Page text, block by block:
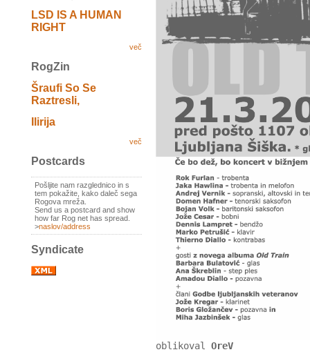
LSD IS A HUMAN
RIGHT
več
RogZin
Šraufi So Se
Raztresli,
Ilirija
več
Postcards
Pošljite nam razglednico in s
tem pokažite, kako daleč sega
Rogova mreža.
Send us a postcard and show
how far Rog net has spread.
>naslov/address
Syndicate
oblikoval OreV